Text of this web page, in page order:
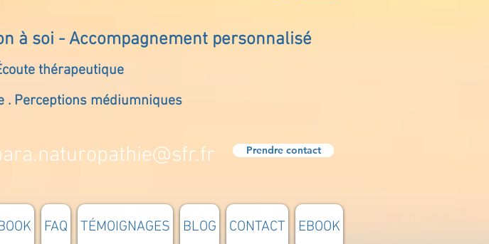
à soi - Accompagnement personnalisé
thérapeutique
. Perceptions médiumniques
Prendre contact
FAQ TÉMOIGNAGES BLOG CONTACT EBOOK